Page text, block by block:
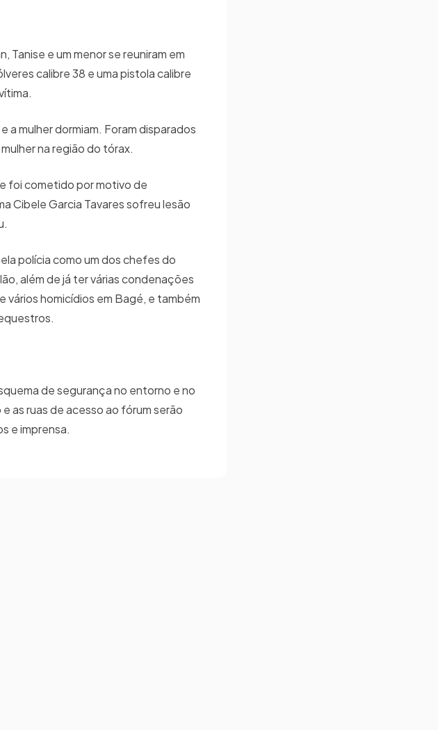
Tanise e um menor se reuniram em
calibre 38 e uma pistola calibre
a mulher dormiam. Foram disparados
na região do tórax.
foi cometido por motivo de
Cibele Garcia Tavares sofreu lesão
polícia como um dos chefes do
além de já ter várias condenações
homicídios em Bagé, e também
de segurança no entorno e no
as ruas de acesso ao fórum serão
e imprensa.